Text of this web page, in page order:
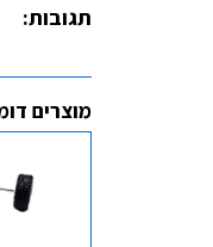
תגובות:
מוצרים